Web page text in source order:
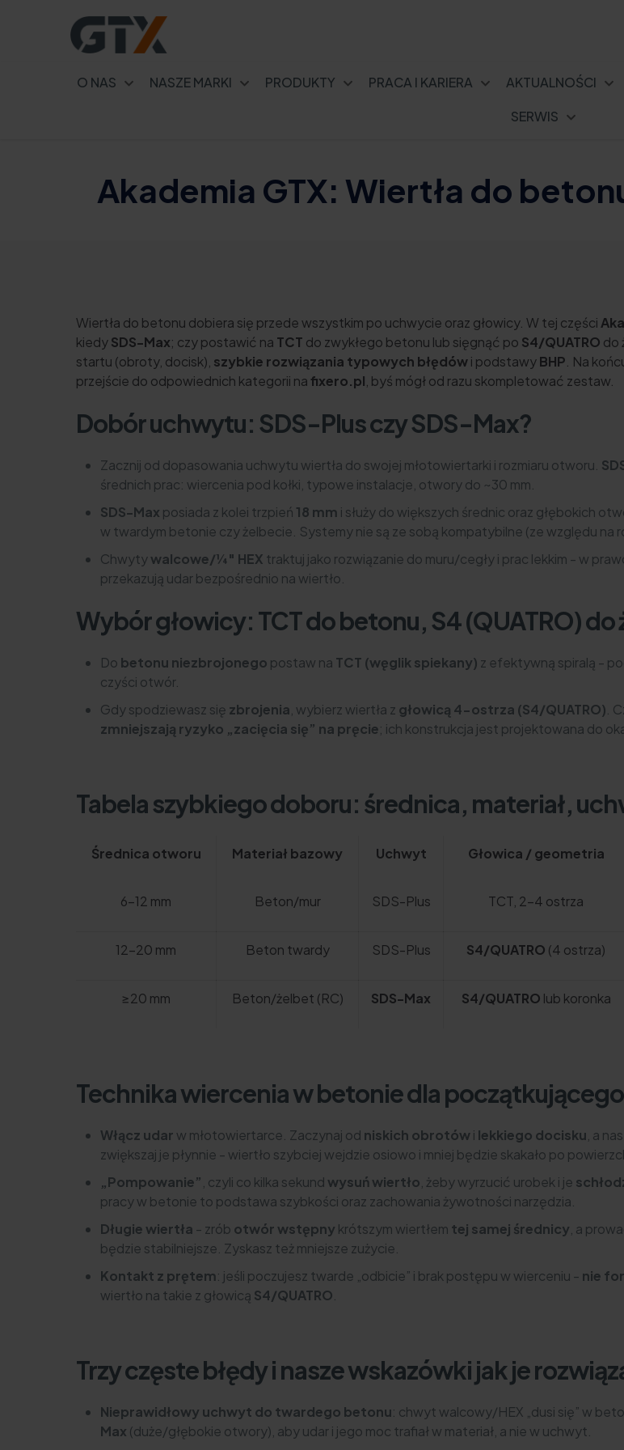
O NAS NASZE MARKI PRODUKTY PRACA I KARIERA AKTUALNOŚCI
SERWIS
Akademia GTX: Wiertła do
Wiertła do betonu dobiera się przede wszystkim po uchwycie oraz głowicy. W tej części
kiedySDS-Max; czy postawić na TCT do zwykłego betonu lub sięgnąć po S4/QUATRO do
startu (obroty, docisk), szybkie rozwiązania typowych błędówi podstawyBHP . Na
przejście do odpowiednich kategorii na fixero.pl , byś mógł od razu skompletować zestaw.
Dobór uchwytu: SDS-Plus czy SDS-Max?
Zacznij od dopasowania uchwytu wiertła do swojej młotowiertarki i rozmiaru otworu.
średnich prac: wiercenia pod kołki, typowe instalacje, otwory do ~30 mm.
SDS-Max posiada z kolei trzpień 18 mm i służy do większych średnic oraz głębokich
w twardym betonie czy żelbecie. Systemy nie są ze sobą kompatybilne (ze względu na
Chwytywalcowe/¼" HEX traktuj jako rozwiązanie do muru/cegły i prac lekkim - w
przekazują udar bezpośrednio na wiertło.
Wybór głowicy: TCT do betonu, S4 (QUATRO) do
Do betonu niezbrojonego postaw na TCT (węglik spiekany) z efektywną spiralą -
czyści otwór.
Gdy spodziewasz się zbrojenia , wybierz wiertła z głowicą 4-ostrza (S4/QUATRO) .
zmniejszają ryzyko „zacięcia się” na pręcie; ich konstrukcja jest projektowana do
Tabela szybkiego doboru: średnica, materiał,
Średnica otworu Materiał bazowy Uchwyt Głowica / geometria
6–12 mm Beton/mur SDS-Plus TCT, 2–4 ostrza
12–20 mm Beton twardy SDS-Plus S4/QUATRO (4 ostrza)
≥20 mm Beton/żelbet (RC) SDS-Max S4/QUATRO lub koronka
Technika wiercenia w betonie dla początkującego
Włącz udar w młotowiertarce. Zaczynaj od niskich obrotówi lekkiego docisku , a
zwiększaj je płynnie - wiertło szybciej wejdzie osiowo i mniej będzie skakało po
„Pompowanie” , czyli co kilka sekund wysuń wiertło , żeby wyrzucić urobek i je
pracy w betonie to podstawa szybkości oraz zachowania żywotności narzędzia.
Długie wiertła - zrób otwór wstępny krótszym wiertłem tej samej średnicy , a
będzie stabilniejsze. Zyskasz też mniejsze zużycie.
Kontakt z prętem: jeśli poczujesz twarde „odbicie” i brak postępu w wierceniu - nie
wiertło na takie z głowicą S4/QUATRO
Trzy częste błędy i nasze wskazówki jak je
Nieprawidłowy uchwyt do twardego betonu: chwyt walcowy/HEX „dusi się” w
Max (duże/głębokie otwory), aby udar i jego moc trafiał w materiał, a nie w uchwyt.